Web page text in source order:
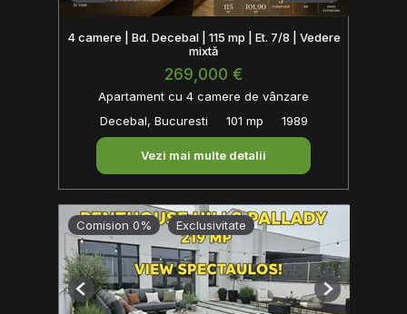
4 camere | Bd. Decebal | 115 mp | Et. 7/8 | Vedere
mixtă
269,000 €
Apartament cu 4 camere de vânzare
Decebal, Bucuresti
101 mp 1989
Vezi mai multe detalii
Comision 0% Exclusivitate
Previous Next